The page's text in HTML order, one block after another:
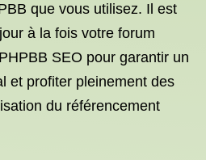
que vous utilisez. Il est
à la fois votre forum
SEO pour garantir un
et profiter pleinement des
du référencement